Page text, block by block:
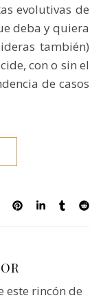
evolutivas de
deba y quiera
también)
con o sin el
de casos
este rincón de